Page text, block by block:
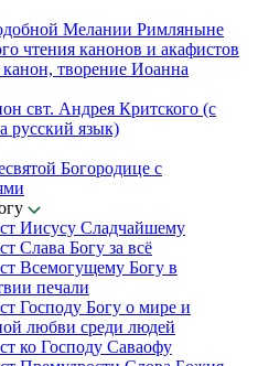
Мелании Римляныне
чтения канонов и акафистов
творение Иоанна
свт. Андрея Критского (с
русский язык)
Богородице с
Иисусу Сладчайшему
Слава Богу за всё
Всемогущему Богу в
печали
Господу Богу о мире и
любви среди людей
ко Господу Саваофу